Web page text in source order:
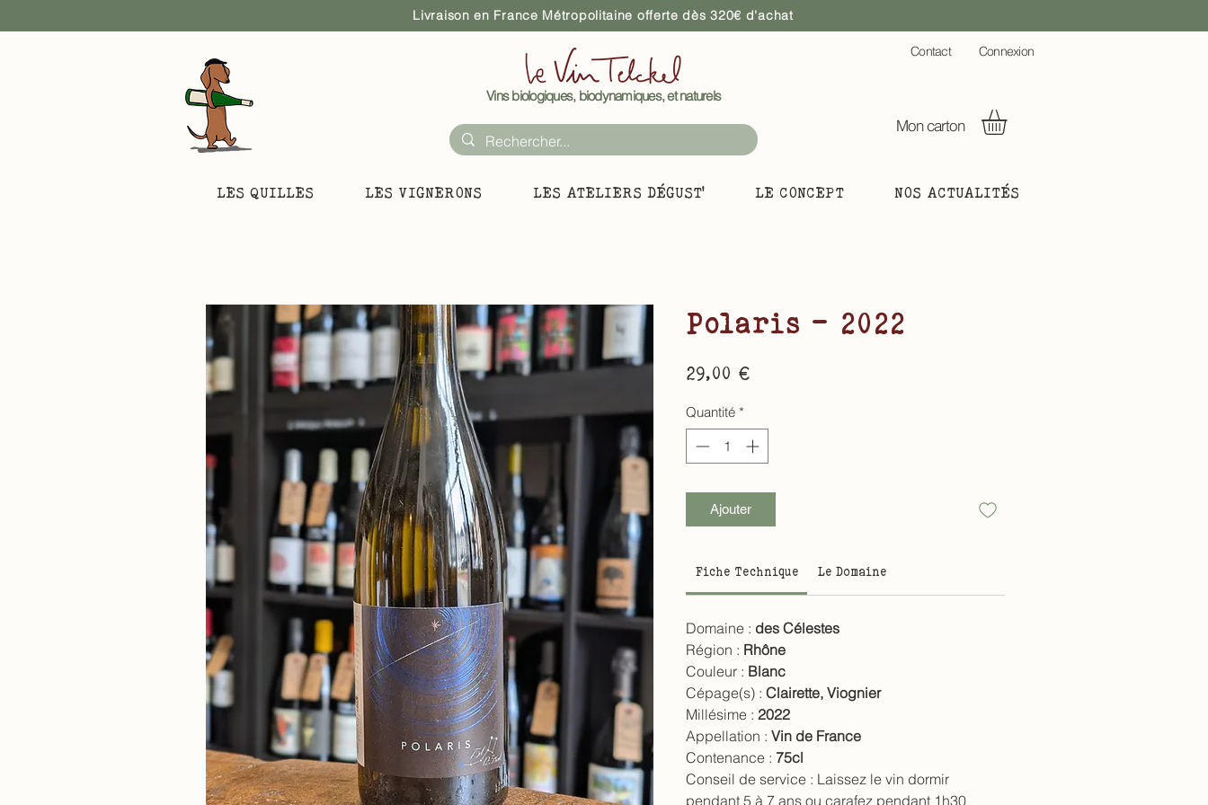
Livraison en France Métropolitaine offerte dès 320€ d'achat
Vins biologiques, biodynamiques, et naturels
Contact Connexion
Mon carton
LES QUILLES LES VIGNERONS LES ATELIERS DÉGUST' LE CONCEPT NOS ACTUALITÉS
Polaris - 2022
29,00 €Prix
Quantité *
Ajouter
Fiche Technique Le Domaine
Domaine : des Célestes
Région : Rhône
Couleur : Blanc
Cépage(s) : Clairette, Viognier
Millésime : 2022
Appellation : Vin de France
Contenance : 75cl
Conseil de service : Laissez le vin dormir
pendant 5 à 7 ans ou carafez pendant 1h30